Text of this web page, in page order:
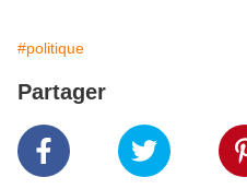
#politique
Partager